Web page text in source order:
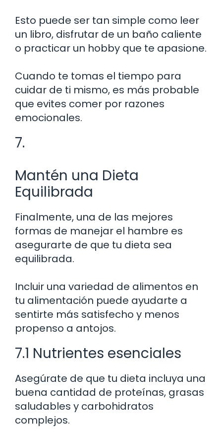
Esto puede ser tan simple como leer
un libro, disfrutar de un baño caliente
o practicar un hobby que te apasione.
Cuando te tomas el tiempo para
cuidar de ti mismo, es más probable
que evites comer por razones
emocionales.
7.
Mantén una Dieta
Equilibrada
Finalmente, una de las mejores
formas de manejar el hambre es
asegurarte de que tu dieta sea
equilibrada.
Incluir una variedad de alimentos en
tu alimentación puede ayudarte a
sentirte más satisfecho y menos
propenso a antojos.
7.1 Nutrientes esenciales
Asegúrate de que tu dieta incluya una
buena cantidad de proteínas, grasas
saludables y carbohidratos
complejos.